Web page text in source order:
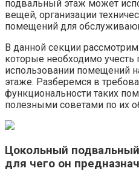
подвальный этаж может
вещей, организации
помещений для
В данной секции
которые необходимо учесть
использовании помещений
этаже.​ Разберемся в
функциональности таких
полезными советами по их
Цокольный
для чего он